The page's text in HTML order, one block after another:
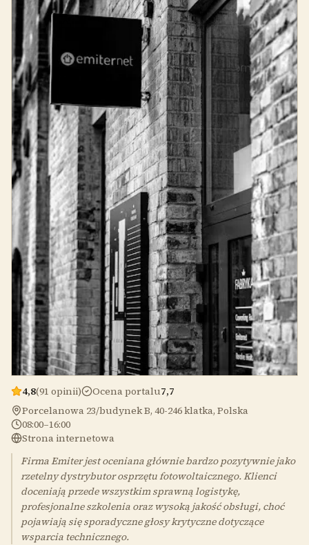
4,8(91 opinii) Ocena portalu7,7
Porcelanowa 23/budynek B, 40-246 klatka, Polska
08:00–16:00
Strona internetowa
Firma Emiter jest oceniana głównie bardzo pozytywnie jako
rzetelny dystrybutor osprzętu fotowoltaicznego. Klienci
doceniają przede wszystkim sprawną logistykę,
profesjonalne szkolenia oraz wysoką jakość obsługi, choć
pojawiają się sporadyczne głosy krytyczne dotyczące
wsparcia technicznego.